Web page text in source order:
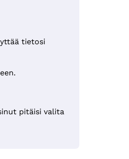
tietosi
pitäisi valita